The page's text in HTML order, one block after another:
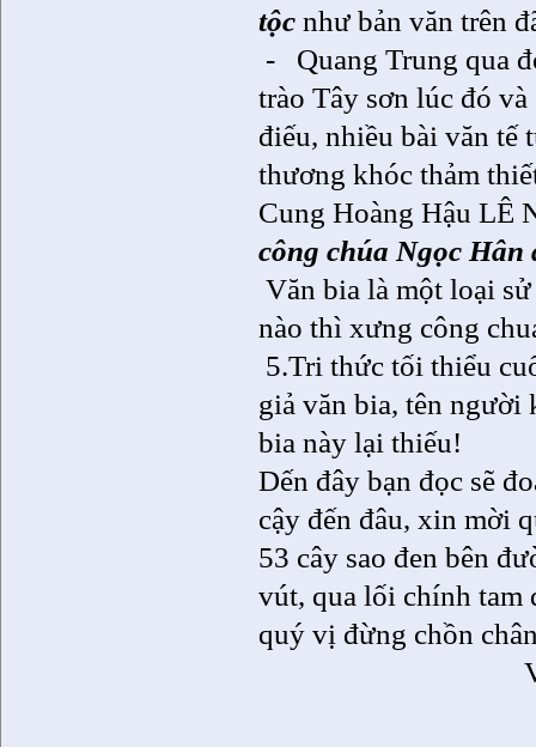
tộc như bản văn trên
-
Quang Trung qua
trào Tây sơn lúc đó
điếu, nhiều bài văn tế
thương khóc thảm
Cung Hoàng Hậu LÊ
công chúa Ngọc Hân
Văn bia là một loại
nào thì xưng công
5.Tri thức tối thiểu
giả văn bia, tên người
bia này lại thiếu!
Dến đây bạn đọc sẽ
cậy đến đâu, xin mời
53 cây sao đen bên
vút, qua lối chính tam
quý vị đừng chồn